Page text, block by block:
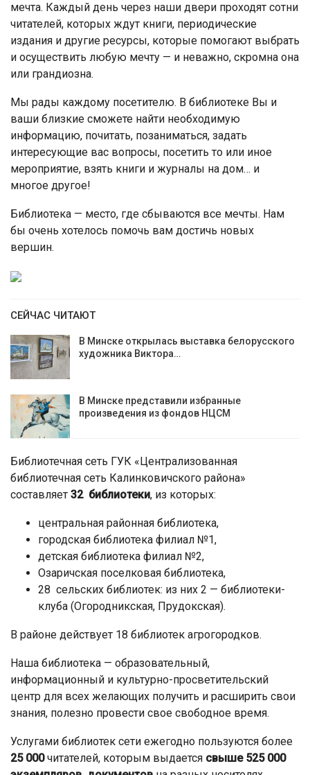
мечта. Каждый день через наши двери проходят сотни
читателей, которых ждут книги, периодические
издания и другие ресурсы, которые помогают выбрать
и осуществить любую мечту — и неважно, скромна она
или грандиозна.
Мы рады каждому посетителю. В библиотеке Вы и
ваши близкие сможете найти необходимую
информацию, почитать, позаниматься, задать
интересующие вас вопросы, посетить то или иное
мероприятие, взять книги и журналы на дом… и
многое другое!
Библиотека — место, где сбываются все мечты. Нам
бы очень хотелось помочь вам достичь новых
вершин.
СЕЙЧАС ЧИТАЮТ
В Минске открылась выставка белорусского
художника Виктора…
В Минске представили избранные
произведения из фондов НЦСМ
Библиотечная сеть ГУК «Централизованная
библиотечная сеть Калинковичского района»
составляет 32 библиотеки, из которых:
центральная районная библиотека,
городская библиотека филиал №1,
детская библиотека филиал №2,
Озаричская поселковая библиотека,
28 сельских библиотек: из них 2 — библиотеки-
клуба (Огородникская, Прудокская).
В районе действует 18 библиотек агрогородков.
Наша библиотека — образовательный,
информационный и культурно-просветительский
центр для всех желающих получить и расширить свои
знания, полезно провести свое свободное время.
Услугами библиотек сети ежегодно пользуются более
25 000читателей, которым выдается свыше 525 000